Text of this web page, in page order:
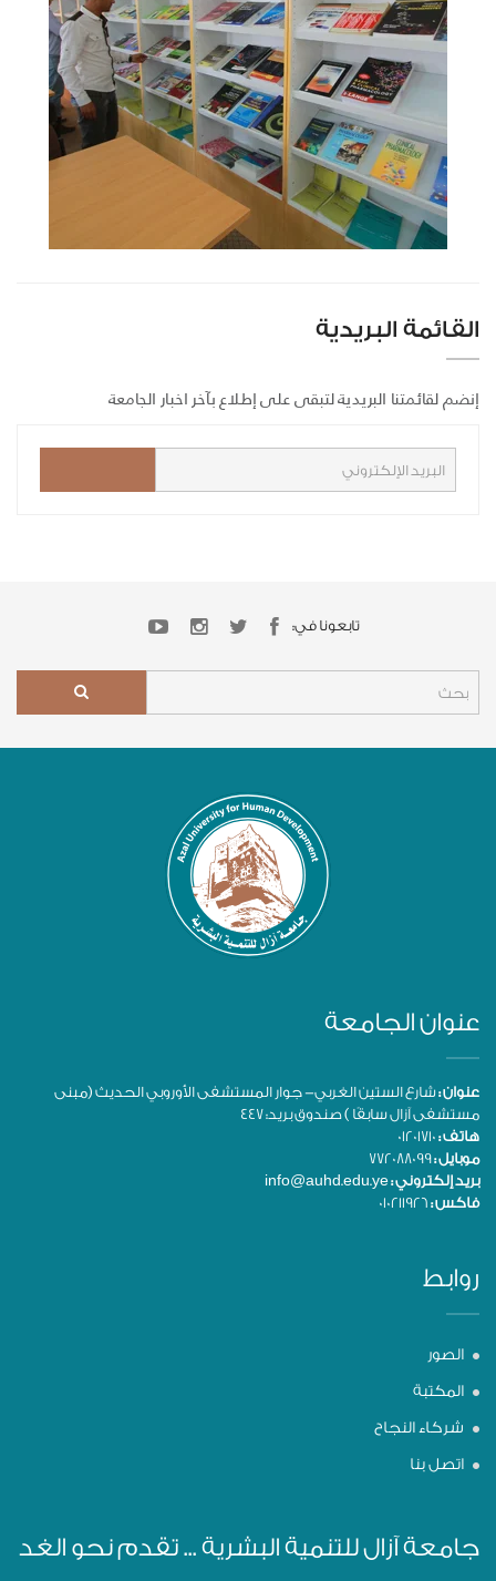
القائمة البريدية
إنضم لقائمتنا البريدية لتبقى على إطلاع بآخر اخبار الجامعة
تابعونا في:
عنوان الجامعة
عنوان :شارع الستين الغربي- جوار المستشفى الأوروبي الحديث (مبنى
مستشفى آزال سابقًا ) صندوق بريد: 447
هاتف :
موبايل :
بريد إلكتروني :
فاكس :
روابط
الصور
المكتبة
شركاء النجاح
اتصل بنا
جامعة آزال للتنمية البشرية ... تقدم نحو الغد